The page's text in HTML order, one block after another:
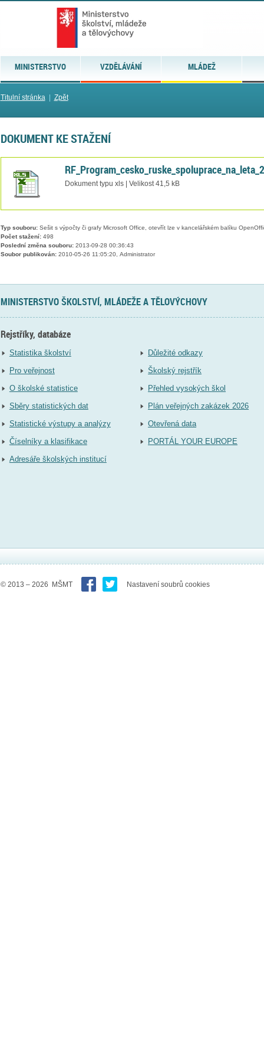
MINISTERSTVO VZDĚLÁVÁNÍ MLÁDEŽ
Titulní stránka| Zpět
DOKUMENT KE STAŽENÍ
Dokument typu xls | Velikost 41,5 kB
Typ souboru:Sešit s výpočty či grafy Microsoft Office, otevřít lze v kancelářském balíku
Počet stažení:498
Poslední změna souboru:2013-09-28 00:36:43
Soubor publikován:2010-05-26 11:05:20, Administrator
MINISTERSTVO ŠKOLSTVÍ, MLÁDEŽE A TĚLOVÝCHOVY
Rejstříky, databáze
Statistika školství
Pro veřejnost
O školské statistice
Sběry statistických dat
Statistické výstupy a analýzy
Číselníky a klasifikace
Adresáře školských institucí
Důležité odkazy
Školský rejstřík
Přehled vysokých škol
Plán veřejných zakázek 2026
Otevřená data
PORTÁL YOUR EUROPE
© 2013 – 2026 MŠMT Nastavení soubrů cookies